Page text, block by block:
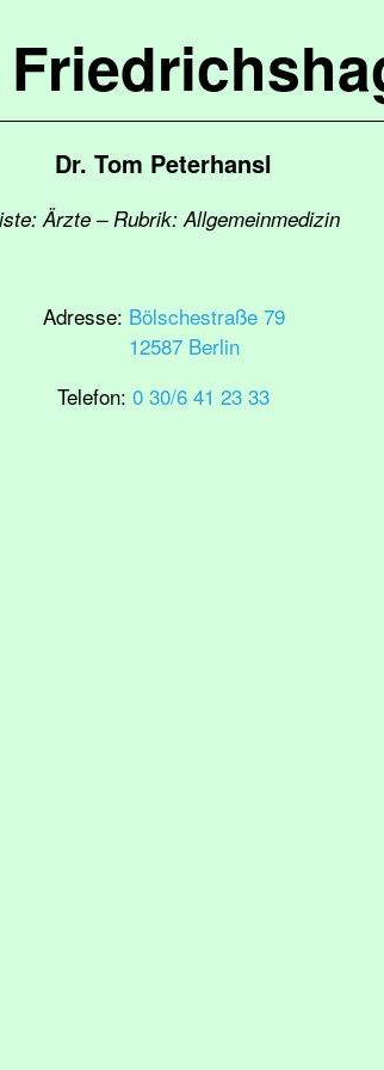
Dr. Tom Peterhansl
Ärzte – Rubrik: Allgemeinmedizin
Adresse: Bölschestraße 79
12587 Berlin
Telefon: 0 30/6 41 23 33